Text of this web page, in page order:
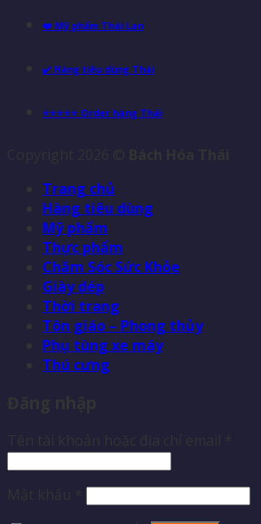
❤️ Mỹ phẩm Thái Lan
✔️ Hàng tiêu dùng Thái
⭐⭐⭐⭐⭐ Order hàng Thái
Trang chủ
Hàng tiêu dùng
Mỹ phẩm
Thực phẩm
Chăm Sóc Sức Khỏe
Giày dép
Thời trang
Tôn giáo – Phong thủy
Phụ tùng xe máy
Thú cưng